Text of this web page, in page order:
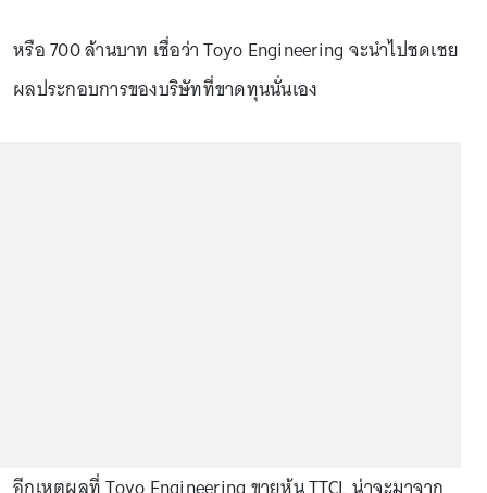
หรือ 700 ล้านบาท เชื่อว่า Toyo Engineering จะนำไปชดเชย
ผลประกอบการของบริษัทที่ขาดทุนนั่นเอง